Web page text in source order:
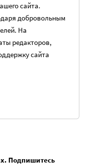
сайта.
добровольным
На
редакторов,
сайта
Подпишитесь